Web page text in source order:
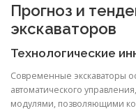
Прогноз и
экскаваторов
Технологические
Современные экскаваторы
автоматического
модулями, позволяющими